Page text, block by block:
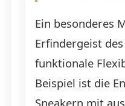
Ein besonderes
Erfindergeist
funktionale
Beispiel ist die
Sneakern mit